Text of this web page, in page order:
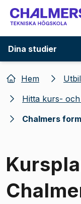
Dina studier
Hem
Hitta kurs-
Chalmers